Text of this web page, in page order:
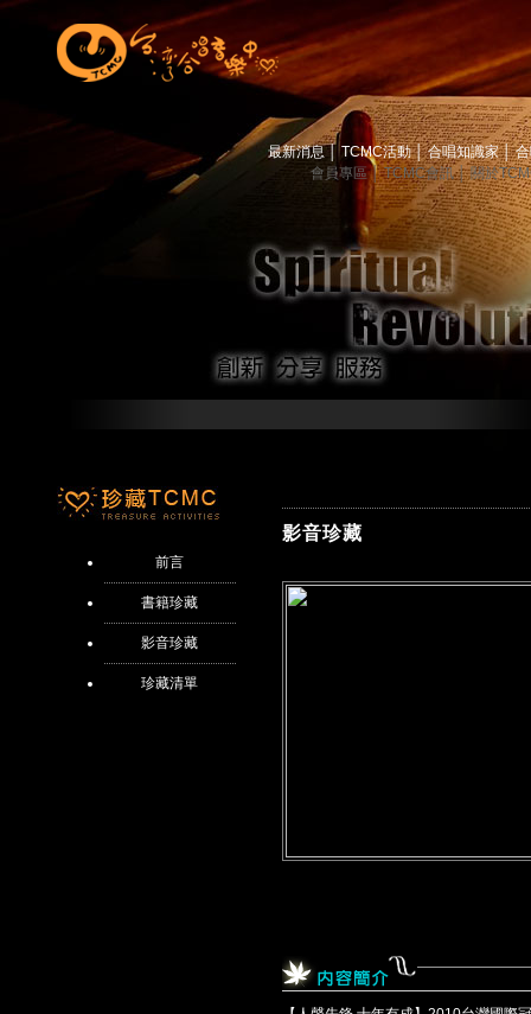
最新消息 TCMC活動│ 合唱知識家│
會員專區│ TCMC會訊│ 關於
前言
書籍珍藏
影音珍藏
珍藏清單
影音珍藏